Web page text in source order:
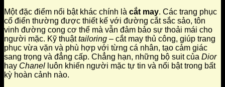
Một đặc điểm nổi bật khác chính là cắt may. Các trang phục
cổ điển thường được thiết kế với đường cắt sắc sảo, tôn
vinh đường cong cơ thể mà vẫn đảm bảo sự thoải mái cho
người mặc. Kỹ thuậttailoring – cắt may thủ công, giúp trang
phục vừa vặn và phù hợp với từng cá nhân, tạo cảm giác
sang trọng và đẳng cấp. Chẳng hạn, những bộ suit của Dior
hay Chanel luôn khiến người mặc tự tin và nổi bật trong bất
kỳ hoàn cảnh nào.